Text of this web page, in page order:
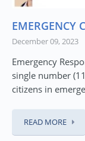
EMERGENCY
December 09, 2023
Emergency
single number
citizens in
READ MORE